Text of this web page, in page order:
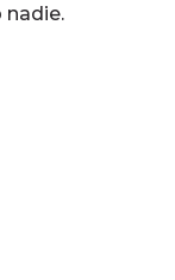
nadie.